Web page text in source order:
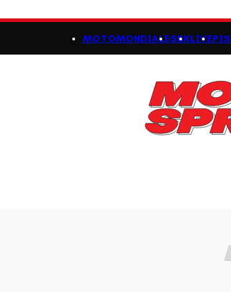
MOTOMONDIALESBKLIVE